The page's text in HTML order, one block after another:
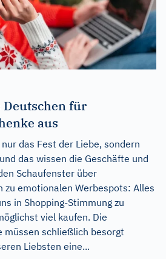
Deutschen für
aus
das Fest der Liebe, sondern
das wissen die Geschäfte und
Schaufenster über
zu emotionalen Werbespots: Alles
in Shopping-Stimmung zu
viel kaufen. Die
müssen schließlich besorgt
Liebsten eine...